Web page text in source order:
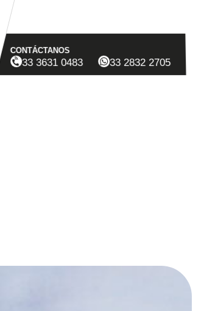
CONTÁCTANOS
33 3631 0483 33 2832 2705